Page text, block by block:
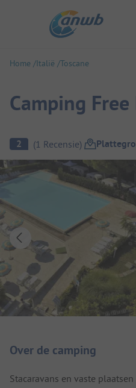
Home Italië Toscane
Camping Free
Camping overzicht
2 (1 Recensie)
Over de camping
Stacaravans en vaste